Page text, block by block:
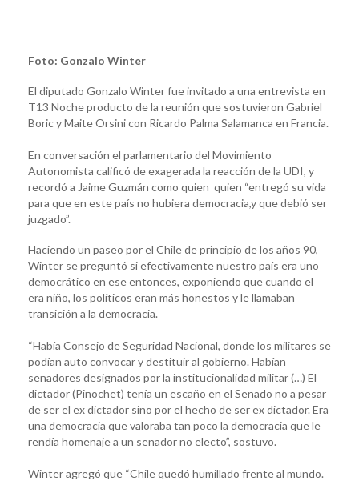
Foto: Gonzalo Winter
El diputado Gonzalo Winter fue invitado a una entrevista en
T13 Noche producto de la reunión que sostuvieron Gabriel
Boric y Maite Orsini con Ricardo Palma Salamanca en Francia.
En conversación el parlamentario del Movimiento
Autonomista calificó de exagerada la reacción de la UDI, y
recordó a Jaime Guzmán como quien quien “entregó su vida
para que en este país no hubiera democracia,y que debió ser
juzgado”.
Haciendo un paseo por el Chile de principio de los años 90,
Winter se preguntó si efectivamente nuestro país era uno
democrático en ese entonces, exponiendo que cuando el
era niño, los políticos eran más honestos y le llamaban
transición a la democracia.
“Había Consejo de Seguridad Nacional, donde los militares se
podían auto convocar y destituir al gobierno. Habían
senadores designados por la institucionalidad militar (…) El
dictador (Pinochet) tenía un escaño en el Senado no a pesar
de ser el ex dictador sino por el hecho de ser ex dictador. Era
una democracia que valoraba tan poco la democracia que le
rendía homenaje a un senador no electo”, sostuvo.
Winter agregó que “Chile quedó humillado frente al mundo.